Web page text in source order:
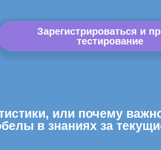
Зарегистрироваться и
тестирование
или почему
в знаниях за